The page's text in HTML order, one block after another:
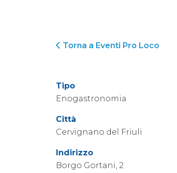
Torna a Eventi Pro Loco
Tipo
Enogastronomia
Città
Cervignano del Friuli
Indirizzo
Borgo Gortani, 2